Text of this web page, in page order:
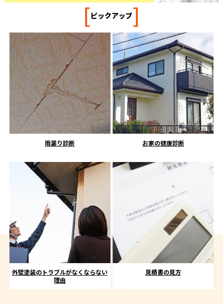
[ピックアップ]
雨漏り診断 お家の健康診断
外壁塗装のトラブルがなくならない
理由
見積書の見方